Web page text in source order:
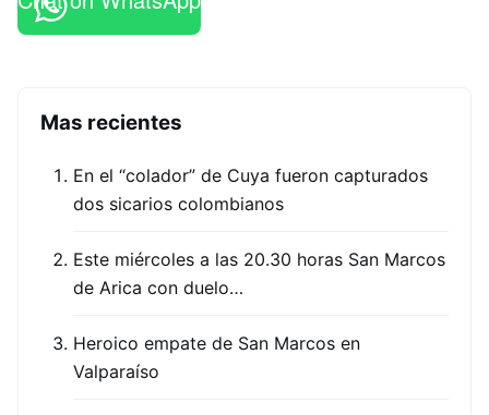
Mas recientes
En el “colador” de Cuya fueron capturados
dos sicarios colombianos
Este miércoles a las 20.30 horas San Marcos
de Arica con duelo…
Heroico empate de San Marcos en
Valparaíso